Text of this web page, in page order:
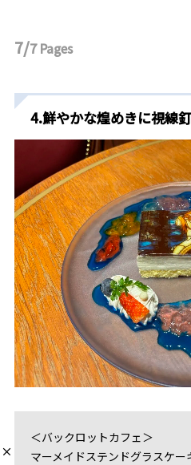
7/7Pages
4.鮮やかな煌めきに視線
＜バックロットカフェ＞
マーメイドステンドグラスケ